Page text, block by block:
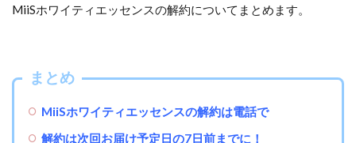
MiiSホワイティエッセンスの解約についてまとめます。
まとめ
MiiSホワイティエッセンスの解約は電話で
解約は次回お届け予定日の7日前までに！